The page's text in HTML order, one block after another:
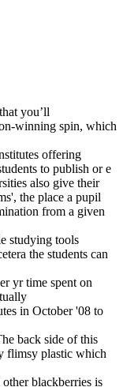
you’ll
winning spin, which
offering
to publish or e
also give their
the place a pupil
from a given
studying tools
the students can
yr time spent on
in October '08 to
back side of this
flimsy plastic which
blackberries is